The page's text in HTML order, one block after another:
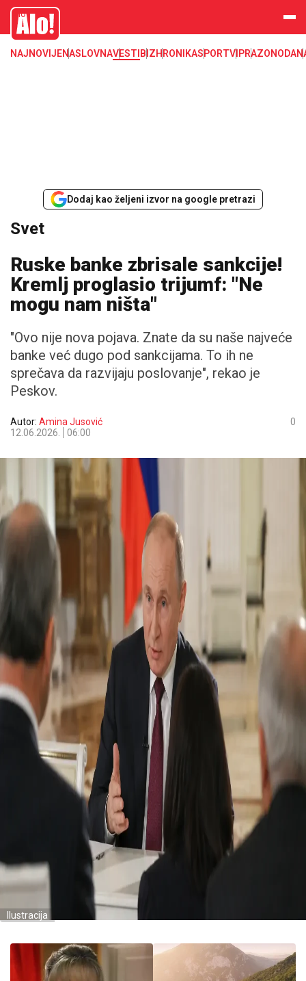
Svet, Ruske vesti, Planeta, Region
Alo
NAJNOVIJENASLOVNAVESTI BIZHRONIKASPORTVIPRAZONODA
Dodaj kao željeni izvor na google pretrazi
Svet
Ruske banke zbrisale sankcije!
Kremlj proglasio trijumf: "Ne
mogu nam ništa"
"Ovo nije nova pojava. Znate da su naše najveće
banke već dugo pod sankcijama. To ih ne
sprečava da razvijaju poslovanje", rekao je
Peskov.
Autor: Amina Jusović
12.06.2026.
06:00
0
Ilustracija